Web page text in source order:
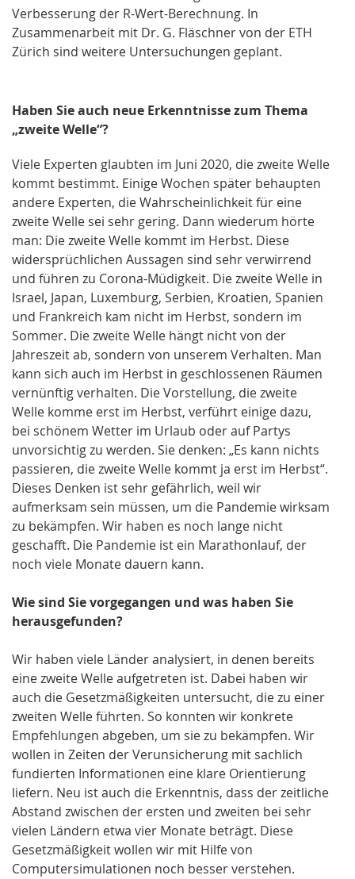
Verbesserung der R-Wert-Berechnung. In
Zusammenarbeit mit Dr. G. Fläschner von der ETH
Zürich sind weitere Untersuchungen geplant.
Haben Sie auch neue Erkenntnisse zum Thema
„zweite Welle“?
Viele Experten glaubten im Juni 2020, die zweite Welle
kommt bestimmt. Einige Wochen später behaupten
andere Experten, die Wahrscheinlichkeit für eine
zweite Welle sei sehr gering. Dann wiederum hörte
man: Die zweite Welle kommt im Herbst. Diese
widersprüchlichen Aussagen sind sehr verwirrend
und führen zu Corona-Müdigkeit. Die zweite Welle in
Israel, Japan, Luxemburg, Serbien, Kroatien, Spanien
und Frankreich kam nicht im Herbst, sondern im
Sommer. Die zweite Welle hängt nicht von der
Jahreszeit ab, sondern von unserem Verhalten. Man
kann sich auch im Herbst in geschlossenen Räumen
vernünftig verhalten. Die Vorstellung, die zweite
Welle komme erst im Herbst, verführt einige dazu,
bei schönem Wetter im Urlaub oder auf Partys
unvorsichtig zu werden. Sie denken: „Es kann nichts
passieren, die zweite Welle kommt ja erst im Herbst“.
Dieses Denken ist sehr gefährlich, weil wir
aufmerksam sein müssen, um die Pandemie wirksam
zu bekämpfen. Wir haben es noch lange nicht
geschafft. Die Pandemie ist ein Marathonlauf, der
noch viele Monate dauern kann.
Wie sind Sie vorgegangen und was haben Sie
herausgefunden?
Wir haben viele Länder analysiert, in denen bereits
eine zweite Welle aufgetreten ist. Dabei haben wir
auch die Gesetzmäßigkeiten untersucht, die zu einer
zweiten Welle führten. So konnten wir konkrete
Empfehlungen abgeben, um sie zu bekämpfen. Wir
wollen in Zeiten der Verunsicherung mit sachlich
fundierten Informationen eine klare Orientierung
liefern. Neu ist auch die Erkenntnis, dass der zeitliche
Abstand zwischen der ersten und zweiten bei sehr
vielen Ländern etwa vier Monate beträgt. Diese
Gesetzmäßigkeit wollen wir mit Hilfe von
Computersimulationen noch besser verstehen.